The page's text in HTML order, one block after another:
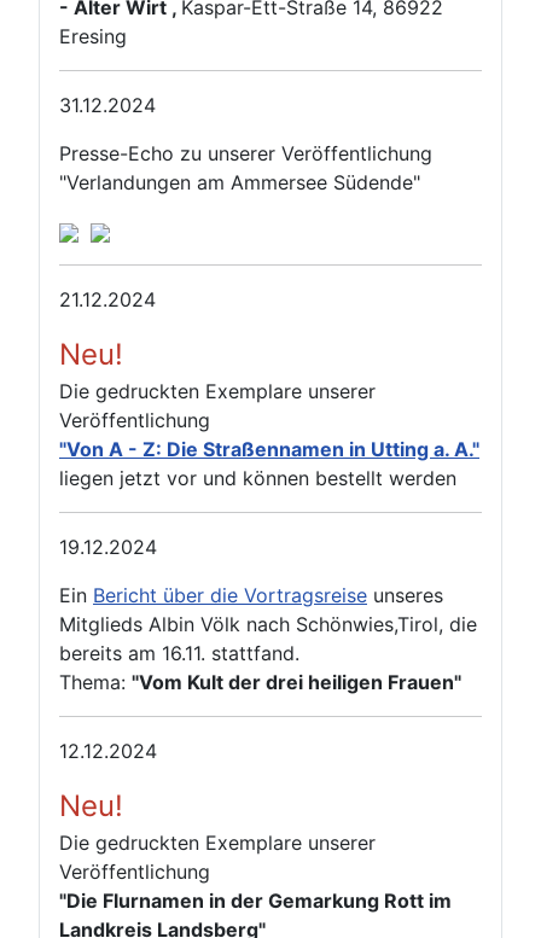
- Alter Wirt , Kaspar-Ett-Straße 14, 86922
Eresing
31.12.2024
Presse-Echo zu unserer Veröffentlichung
"Verlandungen am Ammersee Südende"
21.12.2024
Neu!
Die gedruckten Exemplare unserer
Veröffentlichung
"Von A - Z: Die Straßennamen in Utting a. A."
liegen jetzt vor und können bestellt werden
19.12.2024
Ein Bericht über die Vortragsreise unseres
Mitglieds Albin Völk nach Schönwies,Tirol, die
bereits am 16.11. stattfand.
Thema: "Vom Kult der drei heiligen Frauen"
12.12.2024
Neu!
Die gedruckten Exemplare unserer
Veröffentlichung
"Die Flurnamen in der Gemarkung Rott im
Landkreis Landsberg"